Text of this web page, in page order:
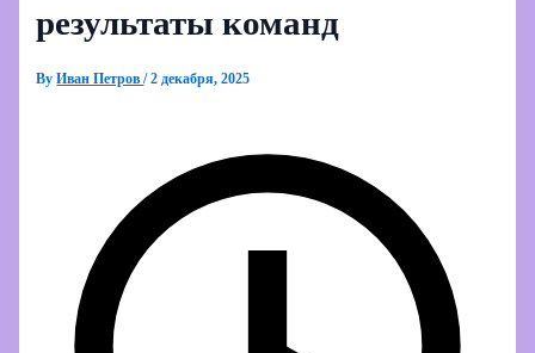
результаты команд
ByИван Петров/2 декабря, 2025